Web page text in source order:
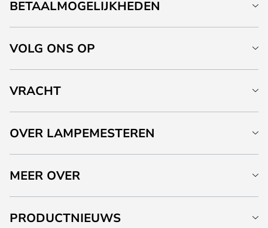
BETAALMOGELIJKHEDEN
VOLG ONS OP
VRACHT
OVER LAMPEMESTEREN
MEER OVER
PRODUCTNIEUWS